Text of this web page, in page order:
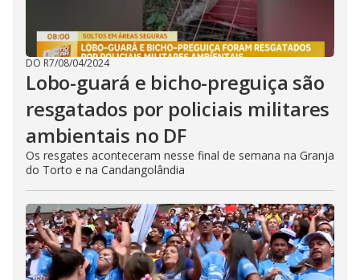
DO R7/08/04/2024
Lobo-guará e bicho-preguiça são
resgatados por policiais militares
ambientais no DF
Os resgates aconteceram nesse final de semana na Granja
do Torto e na Candangolândia